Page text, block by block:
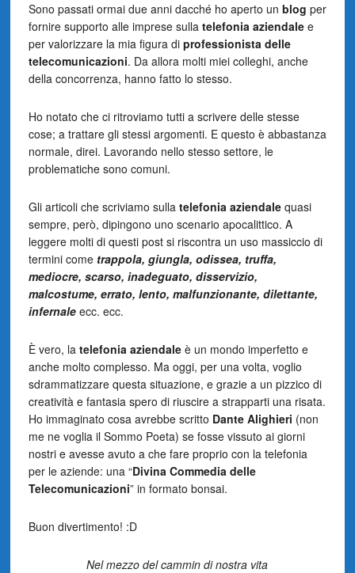
Sono passati ormai due anni dacché ho aperto un blog per
fornire supporto alle imprese sulla telefonia aziendalee
per valorizzare la mia figura di professionista delle
telecomunicazioni. Da allora molti miei colleghi, anche
della concorrenza, hanno fatto lo stesso.
Ho notato che ci ritroviamo tutti a scrivere delle stesse
cose; a trattare gli stessi argomenti. E questo è abbastanza
normale, direi. Lavorando nello stesso settore, le
problematiche sono comuni.
Gli articoli che scriviamo sulla telefonia aziendalequasi
sempre, però, dipingono uno scenario apocalittico. A
leggere molti di questi post si riscontra un uso massiccio di
termini come trappola, giungla, odissea, truffa,
mediocre, scarso, inadeguato, disservizio,
malcostume, errato, lento, malfunzionante, dilettante,
infernale ecc. ecc.
È vero, la telefonia aziendaleè un mondo imperfetto e
anche molto complesso. Ma oggi, per una volta, voglio
sdrammatizzare questa situazione, e grazie a un pizzico di
creatività e fantasia spero di riuscire a strapparti una risata.
Ho immaginato cosa avrebbe scritto Dante Alighieri (non
me ne voglia il Sommo Poeta) se fosse vissuto ai giorni
nostri e avesse avuto a che fare proprio con la telefonia
per le aziende: una “Divina Commedia delle
Telecomunicazioni” in formato bonsai.
Buon divertimento! :D
Nel mezzo del cammin di nostra vita